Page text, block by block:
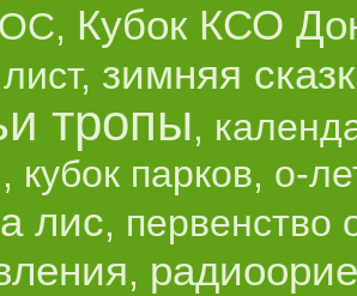
, Кубок КСО
, зимняя
тропы,
, кубок парков, о-
лис, первенство
,